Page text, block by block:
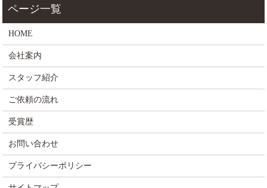
HOME
会社案内
スタッフ紹介
ご依頼の流れ
受賞歴
お問い合わせ
プライバシーポリシー